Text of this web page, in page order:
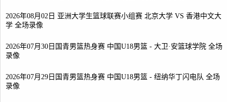
2026年08月02日 亚洲大学生篮球联赛小组赛 北京大学 VS 香港中文大
学 全场录像
2026年07月30日国青男篮热身赛 中国U18男篮 - 大卫·安篮球学院 全场
录像
2026年07月29日国青男篮热身赛 中国U18男篮 - 纽纳华丁闪电队 全场
录像